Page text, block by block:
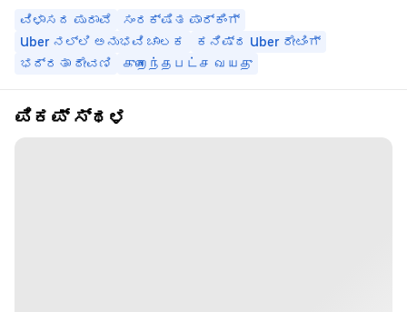
ವಿಳಾಸದ ಪುರಾವೆ
ಸಂರಕ್ಷಿತ ಪಾರ್ಕಿಂಗ್
Uber ನಲ್ಲಿ ಅನುಭವಿ ಚಾಲಕ
ಕನಿಷ್ಠ Uber ರೇಟಿಂಗ್
ಭದ್ರತಾ ಠೇವಣಿ
குறைந்தபட்ச வயது
ಪಿಕಪ್ ಸ್ಥಳ